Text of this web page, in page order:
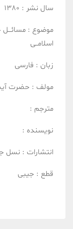
سال نشر : 1380
موضوع : مسائـــل
اسلامــی
زبان : فارسی
مولف : حضرت
مترجم :
نویسنده :
انتشارات : نسل
قطع : جیبی